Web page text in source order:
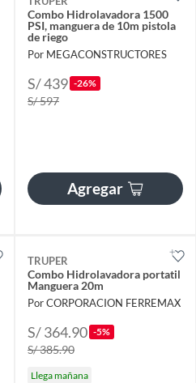
Combo Hidrolavadora 1500
PSI, manguera de 10m pistola
de riego
Por MEGACONSTRUCTORES
S/ 439 -26%
S/ 597
Agregar
TRUPER
Combo Hidrolavadora portatil
Manguera 20m
Por CORPORACION FERREMAX
S/ 364.90 -5%
S/ 385.90
Llega mañana